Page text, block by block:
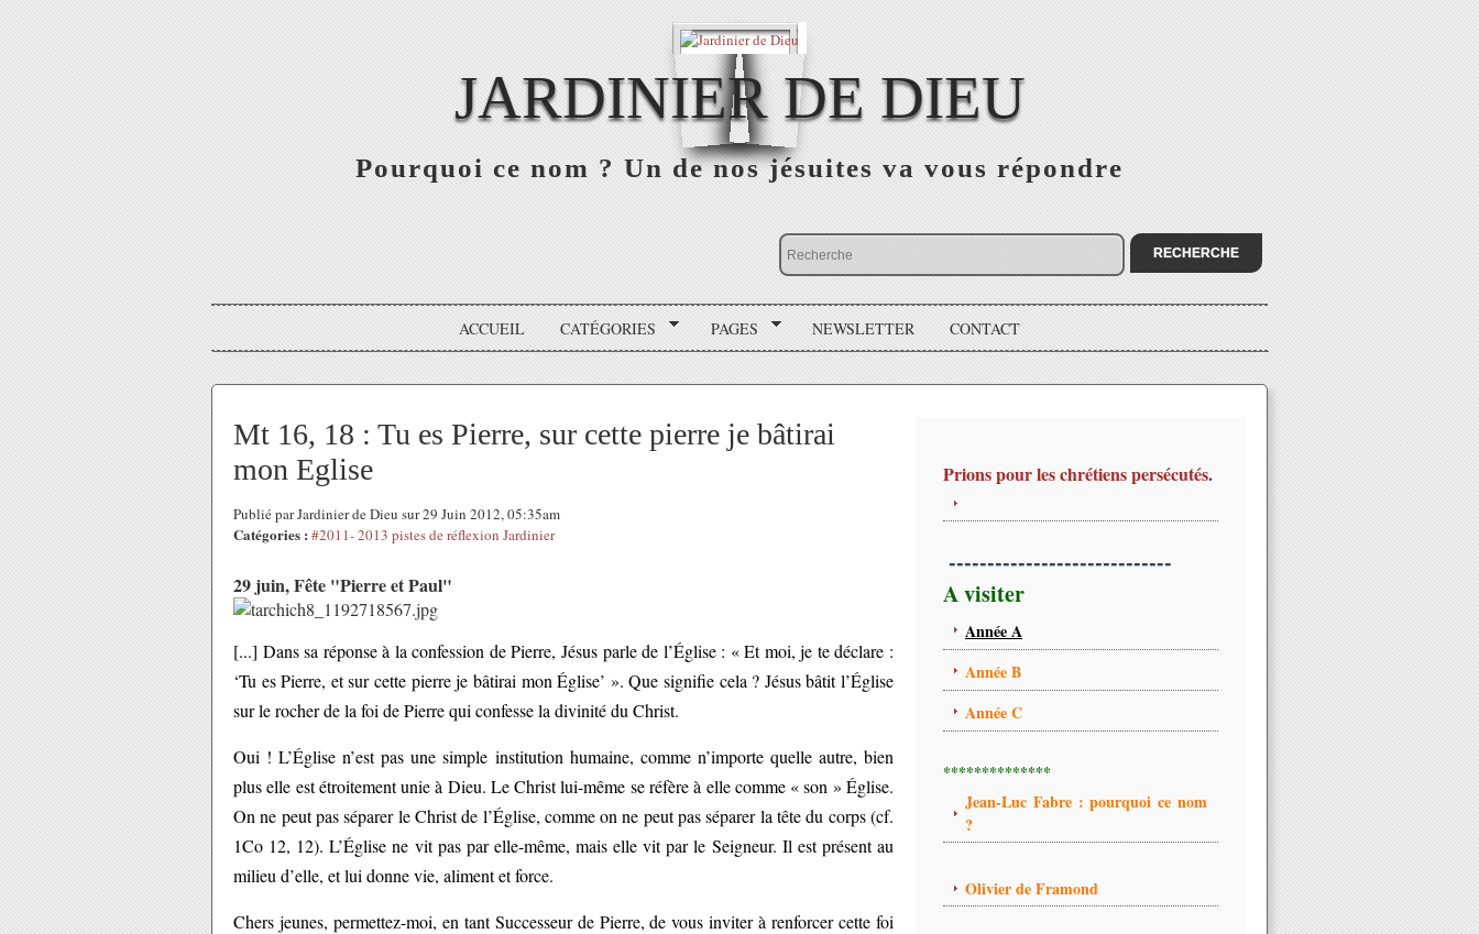
JARDINIER DE DIEU
Pourquoi ce nom ? Un de nos jésuites va vous répondre
ACCUEIL CATÉGORIES PAGES NEWSLETTER CONTACT
Mt 16, 18 : Tu es Pierre, sur cette pierre je bâtirai
mon Eglise
Publié par Jardinier de Dieu sur 29 Juin 2012, 05:35am
Catégories : #2011- 2013 pistes de réflexion Jardinier
29 juin, Fête "Pierre et Paul"
[...] Dans sa réponse à la confession de Pierre, Jésus parle de l’Église : « Et moi, je te déclare :
‘Tu es Pierre, et sur cette pierre je bâtirai mon Église’ ». Que signifie cela ? Jésus bâtit l’Église
sur le rocher de la foi de Pierre qui confesse la divinité du Christ.
Oui ! L’Église n’est pas une simple institution humaine, comme n’importe quelle autre, bien
plus elle est étroitement unie à Dieu. Le Christ lui-même se réfère à elle comme « son » Église.
On ne peut pas séparer le Christ de l’Église, comme on ne peut pas séparer la tête du corps (cf.
1Co 12, 12). L’Église ne vit pas par elle-même, mais elle vit par le Seigneur. Il est présent au
milieu d’elle, et lui donne vie, aliment et force.
Chers jeunes, permettez-moi, en tant Successeur de Pierre, de vous inviter à renforcer cette foi
Prions pour les chrétiens persécutés.
-----------------------------
A visiter
Année A
Année B
Année C
**************
Jean-Luc Fabre : pourquoi ce nom
?
Olivier de Framond